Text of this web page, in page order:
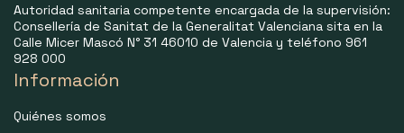
Autoridad sanitaria competente encargada de la supervisión:
Consellería de Sanitat de la Generalitat Valenciana sita en la
Calle Micer Mascó N° 31 46010 de Valencia y teléfono 961
928 000
Información
Quiénes somos